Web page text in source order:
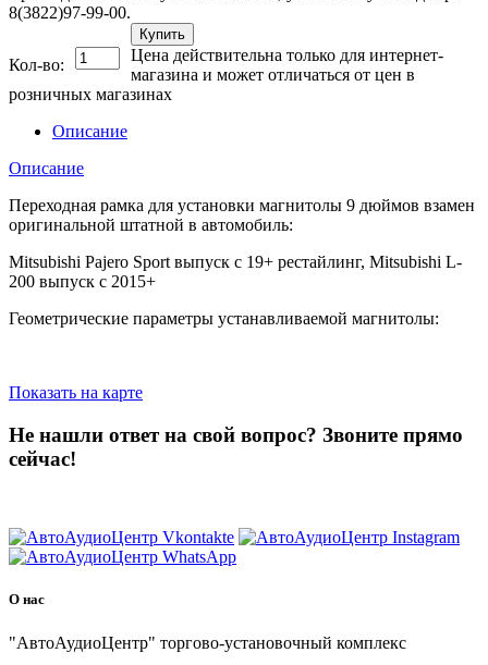
8(3822)97-99-00.
Кол-во:
Купить
Цена действительна только для интернет-
магазина и может отличаться от цен в
розничных магазинах
Описание
Описание
Переходная рамка для установки магнитолы 9 дюймов взамен
оригинальной штатной в автомобиль:
Mitsubishi Pajero Sport выпуск с 19+ рестайлинг, Mitsubishi L-
200 выпуск с 2015+
Геометрические параметры устанавливаемой магнитолы:
Показать на карте
Не нашли ответ на свой вопрос? Звоните прямо
сейчас!
О нас
"АвтоАудиоЦентр" торгово-установочный комплекс